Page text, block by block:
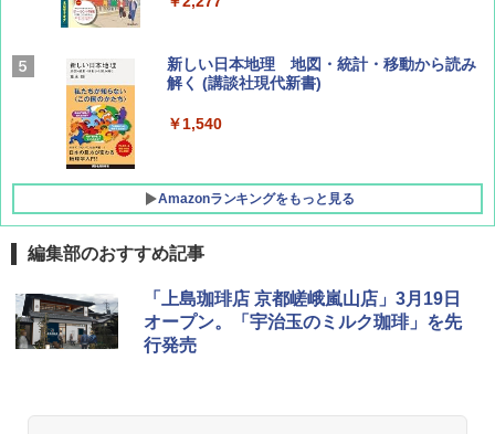
AIRLINE（エアライン）2026年9月号【特
集】ボーイング110周年を祝して！
￥1,760
新しい日本地理 地図・統計・移動から読み
解く (講談社現代新書)
￥1,540
Amazonランキングをもっと見る
[キャンパーズコレクション 山善] ポップアッ
プテント 傘みたいに広げて畳める パッとサ
ッとサンシェード キューブ フルクローズ メ
ッシュ 簡単設置 ワンタッチテント キャンプ
BUNDOK(バンドック)ソロ ドーム 1 EX BDK
-08EX カーキ ソロキャンプ ポリエステル フ
レーム テント
編集部のおすすめ記事
「上島珈琲店 京都嵯峨嵐山店」3月19日
オープン。「宇治玉のミルク珈琲」を先
行発売